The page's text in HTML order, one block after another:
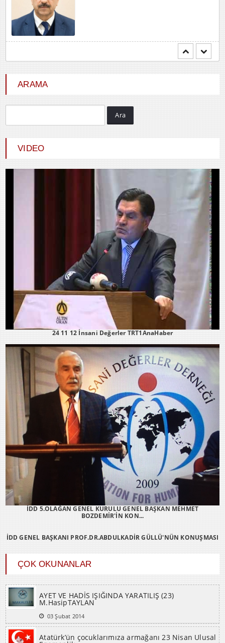
YENİ DÜNYA DÜZENİNDE
ARAMA
Ara
VIDEO
24 11 12 İnsani Değerler TRT1AnaHaber
İDD 5.OLAĞAN GENEL KURULU GENEL BAŞKAN MEHMET
BOZDEMİR'İN KON...
İDD GENEL BAŞKANI PROF.DR.ABDULKADİR GÜLLÜ'NÜN KONUŞMASI
ÇOK OKUNANLAR
AYET VE HADİS IŞIĞINDA YARATILIŞ (23)
M.HasipTAYLAN
03 Şubat 2014
Atatürk’ün çocuklarımıza armağanı 23 Nisan Ulusal